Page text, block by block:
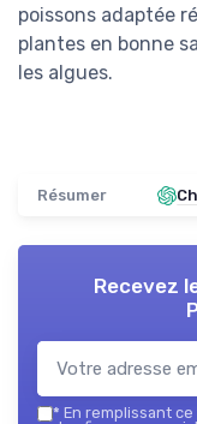
poissons adaptée
plantes en bonne
les algues.
Résumer
Recevez
* En remplissant ce